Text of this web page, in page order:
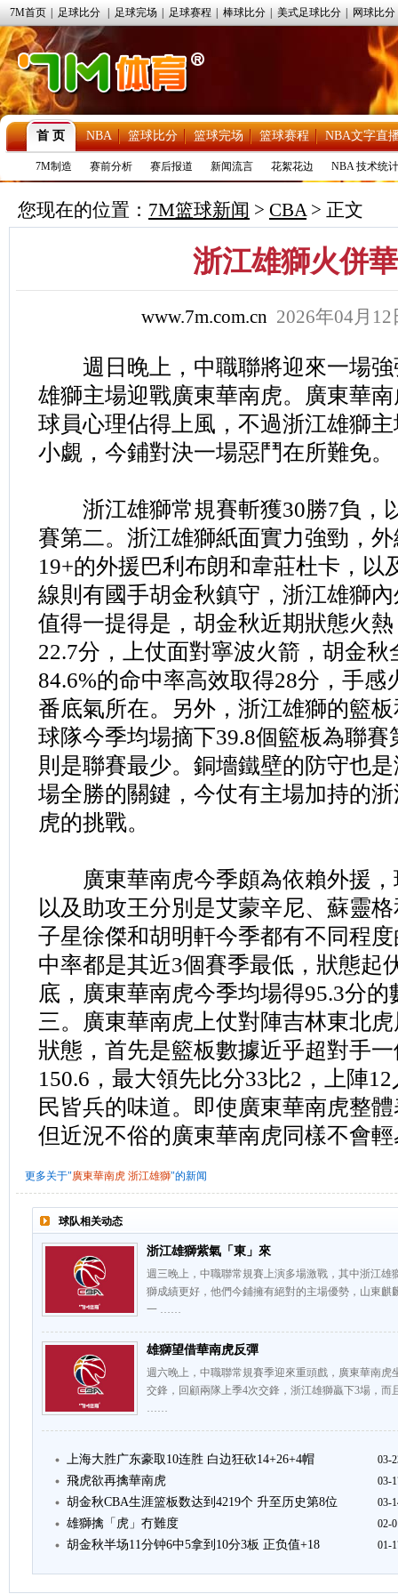
7M首页 足球比分 足球完场 足球赛程 棒球比分 美式足球比分 网球比分
首 页 NBA 篮球比分 篮球完场 篮球赛程 NBA文字直
7M制造 赛前分析 赛后报道 新闻流言 花絮花边 NBA 技术统计
您现在的位置： 7M篮球新闻 > CBA> 正文
浙江雄獅火併
www.7m.com.cn 2026年04月
週日晚上，中職聯將迎來一場強
雄獅主場迎戰廣東華南虎。廣東華
球員心理佔得上風，不過浙江雄獅
小覷，今鋪對決一場惡鬥在所難免。
浙江雄獅常規賽斬獲30勝7負，
賽第二。浙江雄獅紙面實力強勁，
19+的外援巴利布朗和韋莊杜卡，以
線則有國手胡金秋鎮守，浙江雄獅
值得一提得是，胡金秋近期狀態火
22.7分，上仗面對寧波火箭，胡金秋
84.6%的命中率高效取得28分，手
番底氣所在。另外，浙江雄獅的籃
球隊今季均場摘下39.8個籃板為聯賽
則是聯賽最少。銅墻鐵壁的防守也
場全勝的關鍵，今仗有主場加持的
虎的挑戰。
廣東華南虎今季頗為依賴外援，
以及助攻王分別是艾蒙辛尼、蘇靈
子星徐傑和胡明軒今季都有不同程
中率都是其近3個賽季最低，狀態起
底，廣東華南虎今季均場得95.3分
三。廣東華南虎上仗對陣吉林東北
狀態，首先是籃板數據近乎超對手
150.6，最大領先比分33比2，上陣
民皆兵的味道。即使廣東華南虎整
但近況不俗的廣東華南虎同樣不會
更多关于"廣東華南虎 浙江雄獅"的新闻
球队相关动态
浙江雄獅紫氣「東」來
週三晚上，中職聯常規賽上演多場激戰，其中浙江
獅成績更好，他們今鋪擁有絕對的主場優勢，山東
一 ……
雄獅望借華南虎反彈
週六晚上，中職聯常規賽季迎來重頭戲，廣東華南
交鋒，回顧兩隊上季4次交鋒，浙江雄獅贏下3場，
……
上海大胜广东豪取10连胜 白边狂砍14+26+4帽 03-
飛虎欲再擒華南虎 03-
胡金秋CBA生涯篮板数达到4219个 升至历史第8位 03-
雄獅擒「虎」冇難度 02-
胡金秋半场11分钟6中5拿到10分3板 正负值+18 01-